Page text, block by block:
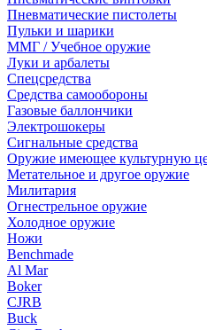
Пневматические пистолеты
Пульки и шарики
ММГ / Учебное оружие
Луки и арбалеты
Спецсредства
Средства самообороны
Газовые баллончики
Электрошокеры
Сигнальные средства
Оружие имеющее культурную
Метательное и другое оружие
Милитария
Огнестрельное оружие
Холодное оружие
Ножи
Benchmade
Al Mar
Boker
CJRB
Buck